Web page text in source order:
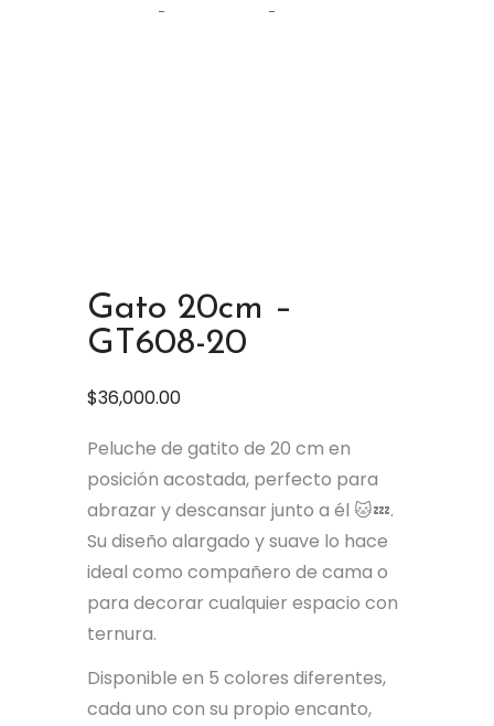
Gato 20cm –
GT608-20
$36,000.00
Peluche de gatito de 20 cm en
posición acostada, perfecto para
abrazar y descansar junto a él 🐱💤.
Su diseño alargado y suave lo hace
ideal como compañero de cama o
para decorar cualquier espacio con
ternura.
Disponible en 5 colores diferentes,
cada uno con su propio encanto,